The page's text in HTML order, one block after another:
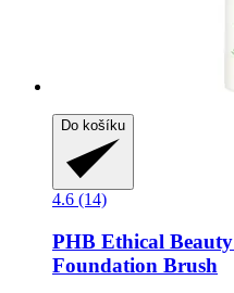
Do košíku
4.6 (14)
PHB Ethical Beauty
Foundation Brush